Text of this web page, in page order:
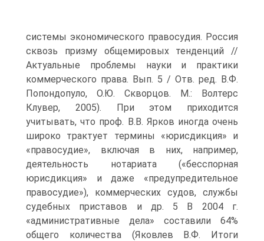
системы экономического правосудия. Россия
сквозь призму общемировых тенденций //
Актуальные проблемы науки и практики
коммерческого права. Вып. 5 / Отв. ред. В.Ф.
Попондопуло, О.Ю. Скворцов. М.: Волтерс
Клувер, 2005). При этом приходится
учитывать, что проф. В.В. Ярков иногда очень
широко трактует термины «юрисдикция» и
«правосудие», включая в них, например,
деятельность нотариата («бесспорная
юрисдикция» и даже «предупредительное
правосудие»), коммерческих судов, службы
судебных приставов и др. 5 В 2004 г.
«административные дела» составили 64%
общего количества (Яковлев В.Ф. Итоги